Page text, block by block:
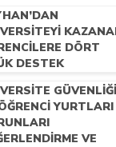
DÖRT
DESTEK
GÜVENLİĞİ
YURTLARI
VE